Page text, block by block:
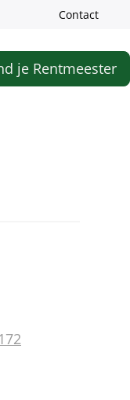
je Rentmeester
Meta
Contact